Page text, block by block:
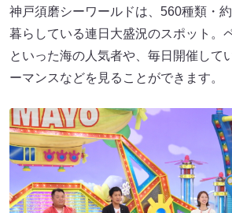
神戸須磨シーワールドは、560種類・
暮らしている連日大盛況のスポット。
といった海の人気者や、毎日開催して
ーマンスなどを見ることができます。